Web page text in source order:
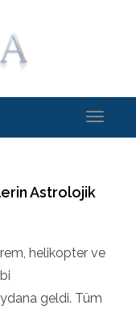
Toggle
Astrolojik
helikopter ve
geldi. Tüm